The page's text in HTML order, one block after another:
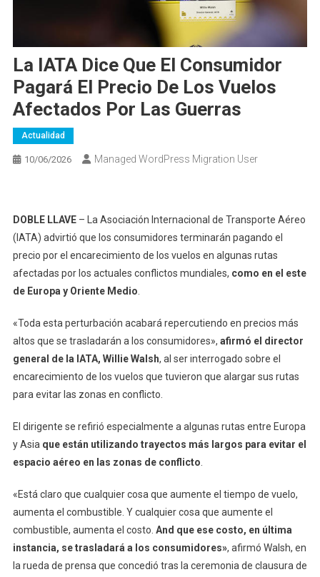
La IATA Dice Que El Consumidor
Pagará El Precio De Los Vuelos
Afectados Por Las Guerras
Actualidad
10/06/2026 Managed WordPress Migration User
DOBLE LLAVE– La Asociación Internacional de Transporte Aéreo
(IATA) advirtió que los consumidores terminarán pagando el
precio por el encarecimiento de los vuelos en algunas rutas
afectadas por los actuales conflictos mundiales, como en el este
de Europa y Oriente Medio.
«Toda esta perturbación acabará repercutiendo en precios más
altos que se trasladarán a los consumidores», afirmó el director
general de la IATA, Willie Walsh, al ser interrogado sobre el
encarecimiento de los vuelos que tuvieron que alargar sus rutas
para evitar las zonas en conflicto.
El dirigente se refirió especialmente a algunas rutas entre Europa
y Asia que están utilizando trayectos más largos para evitar el
espacio aéreo en las zonas de conflicto.
«Está claro que cualquier cosa que aumente el tiempo de vuelo,
aumenta el combustible. Y cualquier cosa que aumente el
combustible, aumenta el costo. And que ese costo, en última
instancia, se trasladará a los consumidores», afirmó Walsh, en
la rueda de prensa que concedió tras la ceremonia de clausura de